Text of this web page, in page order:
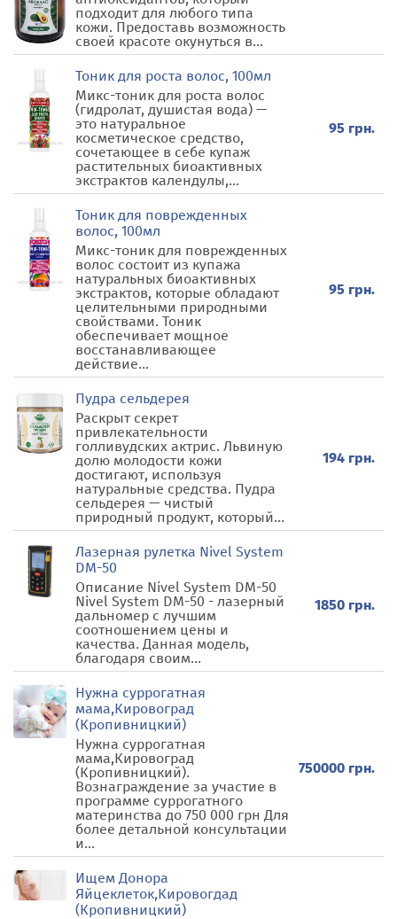
подходит для любого типа
кожи. Предоставь возможность
своей красоте окунуться в...
Тоник для роста волос, 100мл
Микс-тоник для роста волос
(гидролат, душистая вода) —
это натуральное
косметическое средство,
сочетающее в себе купаж
растительных биоактивных
экстрактов календулы,...
95 грн.
Тоник для поврежденных
волос, 100мл
Микс-тоник для поврежденных
волос состоит из купажа
натуральных биоактивных
экстрактов, которые обладают
целительными природными
свойствами. Тоник
обеспечивает мощное
восстанавливающее
действие...
95 грн.
Пудра сельдерея
Раскрыт секрет
привлекательности
голливудских актрис. Львиную
долю молодости кожи
достигают, используя
натуральные средства. Пудра
сельдерея — чистый
природный продукт, который...
194 грн.
Лазерная рулетка Nivel System
DM-50
Описание Nivel System DM-50
Nivel System DM-50 - лазерный
дальномер с лучшим
соотношением цены и
качества. Данная модель,
благодаря своим...
1850 грн.
Нужна суррогатная
мама,Кировоград
(Кропивницкий)
Нужна суррогатная
мама,Кировоград
(Кропивницкий).
Вознаграждение за участие в
программе суррогатного
материнства до 750 000 грн Для
более детальной консультации
и...
750000 грн.
Ищем Донора
Яйцеклеток,Кировогдад
(Кропивницкий)